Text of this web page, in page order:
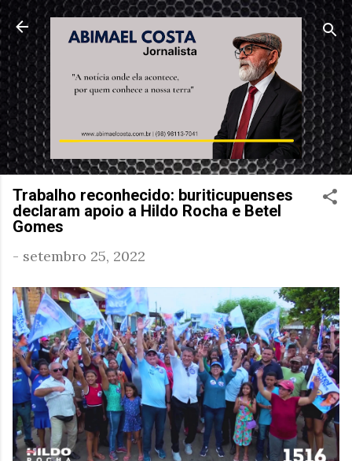
Pular para o conteúdo principal
Trabalho reconhecido: buriticupuenses
declaram apoio a Hildo Rocha e Betel
Gomes
- setembro 25, 2022